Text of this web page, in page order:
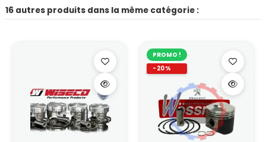
16 autres produits dans la même catégorie :
PROMO !
-20%